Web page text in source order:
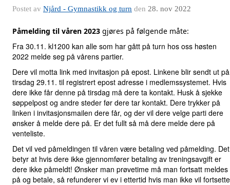
Postet av Njård - Gymnastikk og turn den 28. nov 2022
Påmelding til våren 2023 gjøres på følgende måte:
Fra 30.11. kl1200 kan alle som har gått på turn hos oss høsten
2022 melde seg på vårens partier.
Dere vil motta link med invitasjon på epost. Linkene blir sendt ut på
tirsdag 29.11. til registrert epost adresse i medlemssystemet. Hvis
dere ikke får denne på tirsdag må dere ta kontakt. Husk å sjekke
søppelpost og andre steder før dere tar kontakt. Dere trykker på
linken i invitasjonsmailen dere får, og der vil dere velge parti dere
ønsker å melde dere på. Er det fullt så må dere melde dere på
venteliste.
Det vil ved påmeldingen til våren være betaling ved påmelding. Det
betyr at hvis dere ikke gjennomfører betaling av treningsavgift er
dere ikke påmeldt! Ønsker man prøvetime må man fortsatt meldes
på og betale, så refunderer vi ev i ettertid hvis man ikke vil